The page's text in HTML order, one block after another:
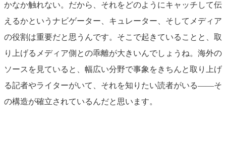
かなか触れない。だから、それをどのようにキャッチして伝
えるかというナビゲーター、キュレーター、そしてメディア
の役割は重要だと思うんです。そこで起きていることと、取
り上げるメディア側との乖離が大きいんでしょうね。海外の
ソースを見ていると、幅広い分野で事象をきちんと取り上げ
る記者やライターがいて、それを知りたい読者がいる――そ
の構造が確立されているんだと思います。